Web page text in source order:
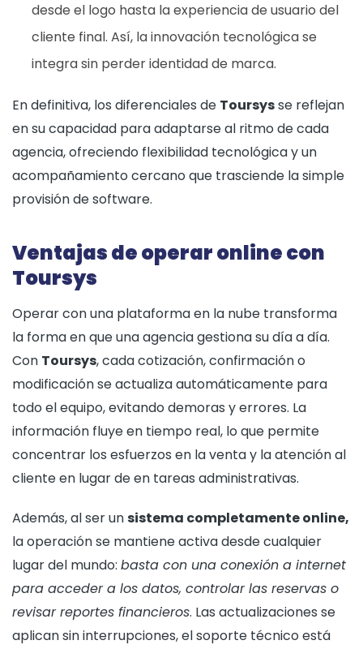
desde el logo hasta la experiencia de usuario del
cliente final. Así, la innovación tecnológica se
integra sin perder identidad de marca.
En definitiva, los diferenciales de Toursysse reflejan
en su capacidad para adaptarse al ritmo de cada
agencia, ofreciendo flexibilidad tecnológica y un
acompañamiento cercano que trasciende la simple
provisión de software.
Ventajas de operar online con
Toursys
Operar con una plataforma en la nube transforma
la forma en que una agencia gestiona su día a día.
Con Toursys, cada cotización, confirmación o
modificación se actualiza automáticamente para
todo el equipo, evitando demoras y errores. La
información fluye en tiempo real, lo que permite
concentrar los esfuerzos en la venta y la atención al
cliente en lugar de en tareas administrativas.
Además, al ser unsistema completamente online,
la operación se mantiene activa desde cualquier
lugar del mundo: basta con una conexión a internet
para acceder a los datos, controlar las reservas o
revisar reportes financieros. Las actualizaciones se
aplican sin interrupciones, el soporte técnico está